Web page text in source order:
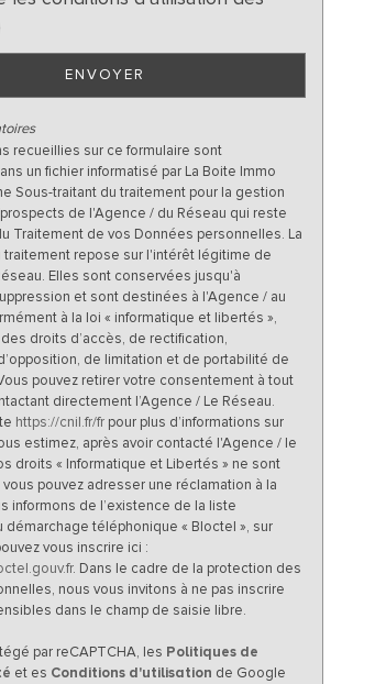
ENVOYER
recueillies sur ce formulaire sont
un fichier informatisé par La Boite Immo
Sous-traitant du traitement pour la gestion
de l'Agence / du Réseau qui reste
Traitement de vos Données personnelles. La
traitement repose sur l'intérêt légitime de
Elles sont conservées jusqu'à
et sont destinées à l'Agence / au
à la loi « informatique et libertés »,
droits d’accès, de rectification,
de limitation et de portabilité de
pouvez retirer votre consentement à tout
directement l’Agence / Le Réseau.
https://cnil.fr/fr pour plus d’informations sur
estimez, après avoir contacté l'Agence / le
droits « Informatique et Libertés » ne sont
pouvez adresser une réclamation à la
informons de l’existence de la liste
démarchage téléphonique « Bloctel », sur
vous inscrire ici :
. Dans le cadre de la protection des
nous vous invitons à ne pas inscrire
dans le champ de saisie libre.
par reCAPTCHA, les Politiques de
et es Conditions d'utilisation de Google